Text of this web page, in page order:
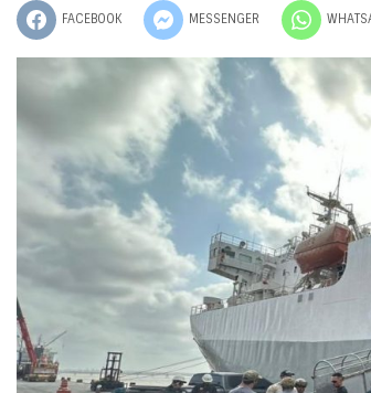
FACEBOOK MESSENGER